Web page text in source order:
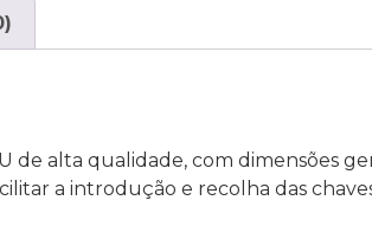
de alta qualidade, com dimensões
a introdução e recolha das